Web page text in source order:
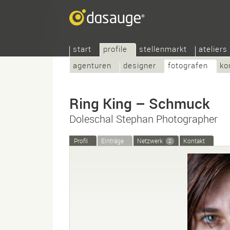
start
profile
agenturen
designer fotografen
stellenmarkt ateliers
Ring King – Schmuck
Doleschal Stephan Photographer
Profil Einträge Netzwerk 2 Kontakt